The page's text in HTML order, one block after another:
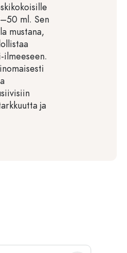
ml. Sen
mustana,
ilmeeseen.
ja